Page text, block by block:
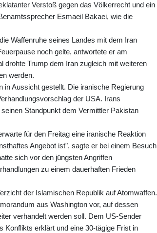
Verstoß gegen das Völkerrecht und ein
Esmaeil Bakaei, wie die
Waffenruhe seines Landes mit dem Iran
noch gelte, antwortete er am
drohte Trump dem Iran zugleich mit weiteren
werden.
in Aussicht gestellt. Die iranische Regierung
der USA. Irans
Standpunkt dem Vermittler Pakistan
für den Freitag eine iranische Reaktion
Angebot ist", sagte er bei einem Besuch
sich vor den jüngsten Angriffen
zu einem dauerhaften Frieden
der Islamischen Republik auf Atomwaffen.
aus Washington vor, auf dessen
verhandelt werden soll. Dem US-Sender
Konflikts erklärt und eine 30-tägige Frist in